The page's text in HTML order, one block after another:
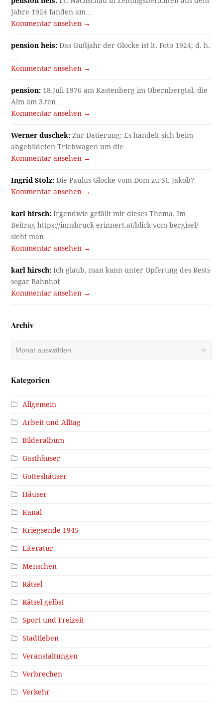
Jahre 1924 fanden am…
Kommentar ansehen →
pension heis: Das Gußjahr der Glocke ist lt. Foto 1924; d. h.
Kommentar ansehen →
pension: 18.Juli 1976 am Kastenberg im Obernbergtal, die
Alm am 3.ten…
Kommentar ansehen →
Werner duschek: Zur Datierung: Es handelt sich beim
abgebildeten Triebwagen um die…
Kommentar ansehen →
Ingrid Stolz: Die Paulus-Glocke vom Dom zu St. Jakob?
Kommentar ansehen →
karl hirsch: Irgendwie gefällt mir dieses Thema. Im
Beitrag https://innsbruck-erinnert.at/blick-vom-bergisel/
sieht man…
Kommentar ansehen →
karl hirsch: Ich glaub, man kann unter Opferung des Rests
sogar Bahnhof…
Kommentar ansehen →
Archiv
Kategorien
Allgemein
Arbeit und Alltag
Bilderalbum
Gasthäuser
Gotteshäuser
Häuser
Kanal
Kriegsende 1945
Literatur
Menschen
Rätsel
Rätsel gelöst
Sport und Freizeit
Stadtleben
Veranstaltungen
Verbrechen
Verkehr